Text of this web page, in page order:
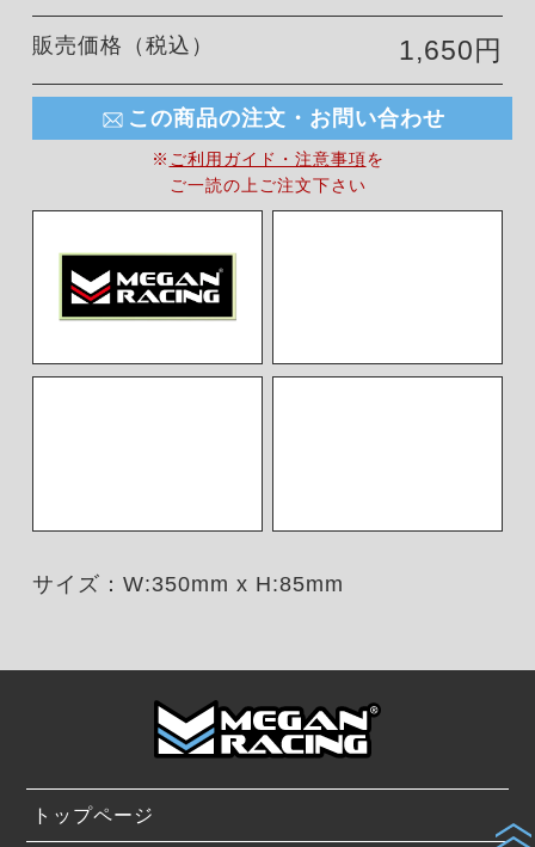
販売価格（税込） 1,650円
この商品の注文・お問い合わせ
※ ご利用ガイド・注意事項を
ご一読の上ご注文下さい
サイズ：W:350mm x H:85mm
トップページ